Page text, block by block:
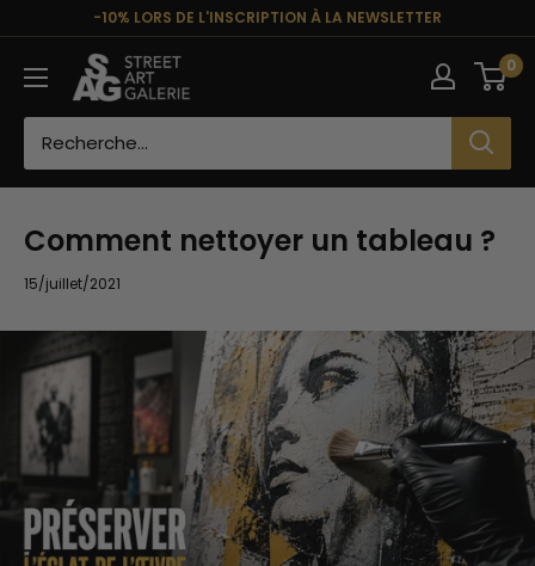
contenu
-10% LORS DE L'INSCRIPTION À LA NEWSLETTER
Street
Art
0
Comment nettoyer un tableau ?
15/juillet/2021